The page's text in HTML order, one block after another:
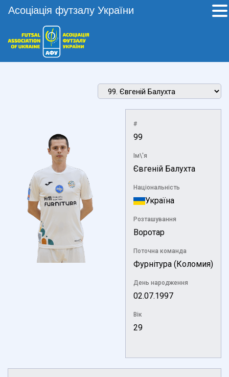
#
99
Ім\'я
Євгеній Балухта
Національність
Україна
Розташування
Воротар
Поточна команда
Фурнітура (Коломия)
День народження
02.07.1997
Вік
29
Асоціація футзалу України